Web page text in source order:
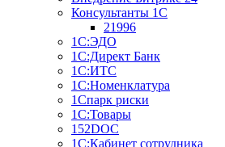
Консультанты 1С
21996
1С:ЭДО
1С:Директ Банк
1С:ИТС
1С:Номенклатура
1Спарк риски
1С:Товары
152DOC
1С:Кабинет сотрудника